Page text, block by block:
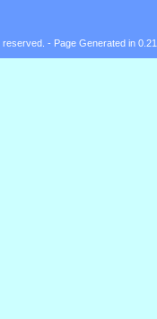
- Page Generated in